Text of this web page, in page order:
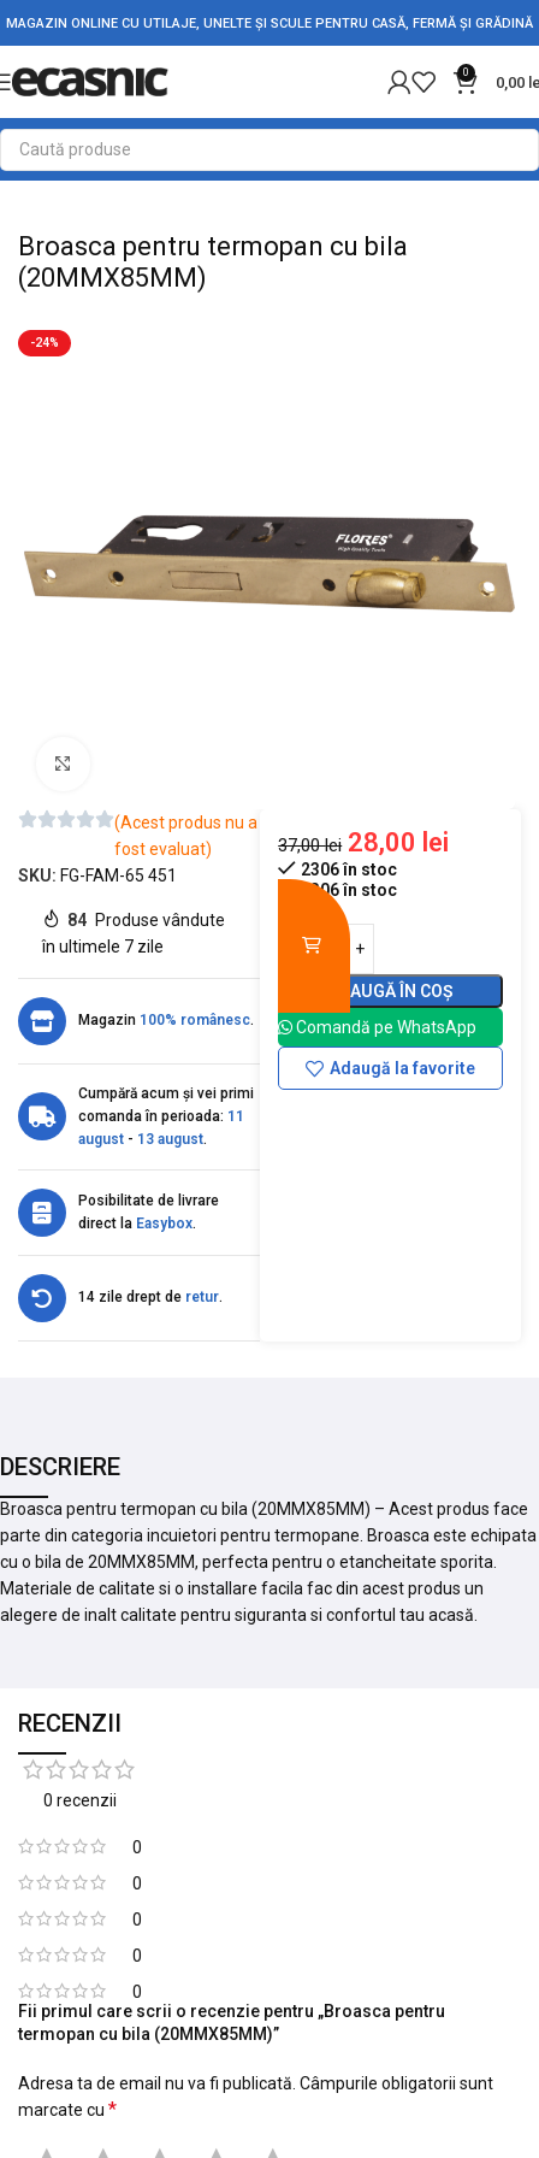
MAGAZIN ONLINE CU UTILAJE, UNELTE ȘI SCULE PENTRU CASĂ, FERMĂ ȘI GRĂDINĂ
0
0,00
Prima pagină Fără categorie
Broasca pentru termopan cu bila
(20MMX85MM)
-24%
(Acest produs nu a
fost evaluat)
SKU: FG-FAM-65 451
84 Produse vândute
în ultimele 7 zile
Magazin 100% românesc.
Cumpără acum și vei primi
comanda în perioada: 11
august - 13 august.
Posibilitate de livrare
direct la Easybox.
14 zile drept de retur.
37,00lei 28,00 lei
2306 în stoc
2306 în stoc
ADAUGĂ ÎN COȘ
Comandă pe WhatsApp
Adaugă la favorite
DESCRIERE
Broasca pentru termopan cu bila (20MMX85MM) – Acest produs face
parte din categoria incuietori pentru termopane. Broasca este echipata
cu o bila de 20MMX85MM, perfecta pentru o etancheitate sporita.
Materiale de calitate si o installare facila fac din acest produs un
alegere de inalt calitate pentru siguranta si confortul tau acasă.
RECENZII
0 recenzii
0
0
0
0
0
Fii primul care scrii o recenzie pentru „Broasca pentru
termopan cu bila (20MMX85MM)”
Adresa ta de email nu va fi publicată. Câmpurile obligatorii sunt
marcate cu *